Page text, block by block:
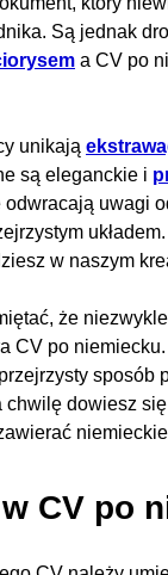
Są jednak
a CV po
unikają
są eleganckie i
uwagi
w naszym
że
CV po
sposób
chwilę dowiesz
w CV po